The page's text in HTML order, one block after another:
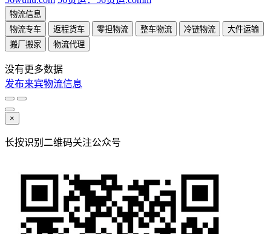
物流信息
物流专车
返程货车 零担物流 整车物流 冷链物流
大件运输
搬厂搬家
物流代理
没有更多数据
发布来宾物流信息
×
长按识别二维码关注公众号